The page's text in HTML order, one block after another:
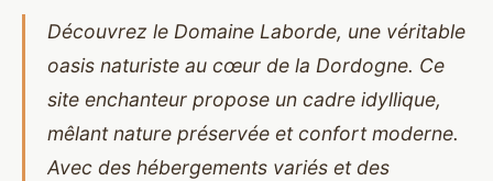
Découvrez le Domaine Laborde, une véritable
oasis naturiste au cœur de la Dordogne. Ce
site enchanteur propose un cadre idyllique,
mêlant nature préservée et confort moderne.
Avec des hébergements variés et des